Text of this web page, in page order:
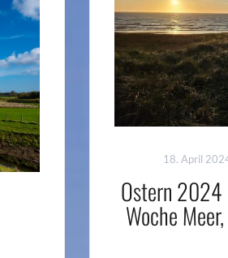
18. April
Ostern 2024
Woche